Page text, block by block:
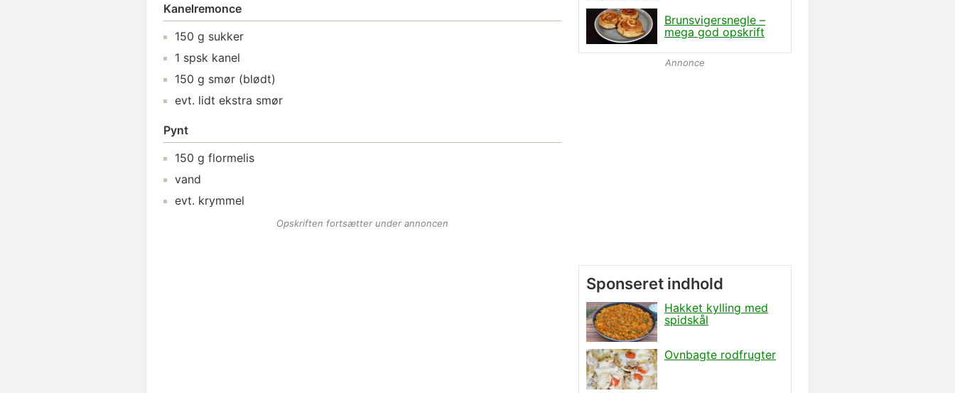
Kanelremonce
150 g sukker
1 spsk kanel
150 g smør (blødt)
evt. lidt ekstra smør
Pynt
150 g flormelis
vand
evt. krymmel
Opskriften fortsætter under annoncen
Brunsvigersnegle –
mega god opskrift
Annonce